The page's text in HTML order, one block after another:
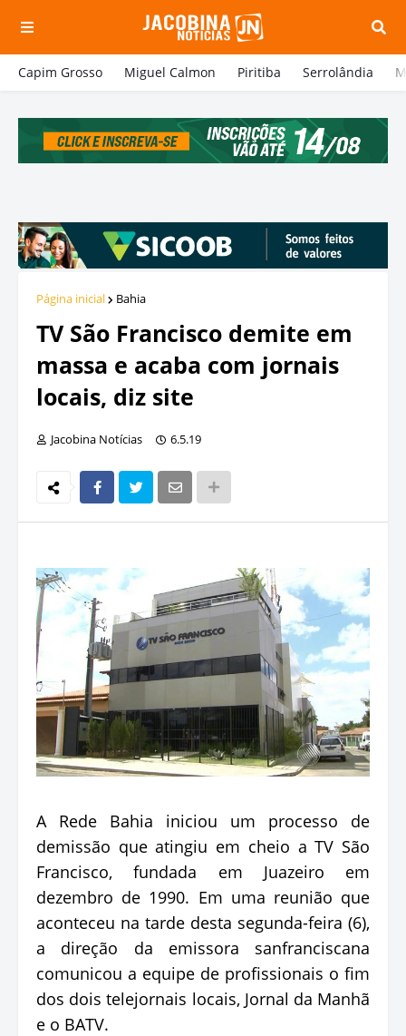
Capim Grosso Miguel Calmon Piritiba Serrolândia
Página inicial Bahia
TV São Francisco demite em
massa e acaba com jornais
locais, diz site
Jacobina Notícias 6.5.19
A Rede Bahia iniciou um processo de
demissão que atingiu em cheio a TV São
Francisco, fundada em Juazeiro em
dezembro de 1990. Em uma reunião que
aconteceu na tarde desta segunda-feira (6),
a direção da emissora sanfranciscana
comunicou a equipe de profissionais o fim
dos dois telejornais locais, Jornal da Manhã
e o BATV.